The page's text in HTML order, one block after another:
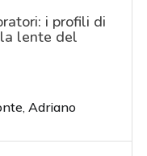
i profili di
lente del
,Adriano